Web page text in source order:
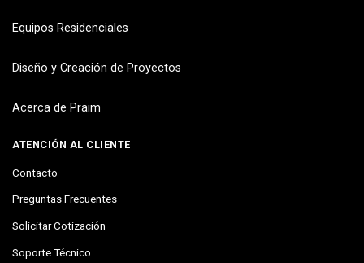
Equipos Residenciales
Diseño y Creación de Proyectos
Acerca de Praim
ATENCIÓN AL CLIENTE
Contacto
Preguntas Frecuentes
Solicitar Cotización
Soporte Técnico